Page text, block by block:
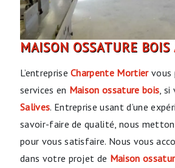
MAISON OSSATURE
L’entrepriseCharpente Mortiervous
services en Maison ossature bois ,
Salives. Entreprise usant d’une
savoir-faire de qualité, nous
pour vous satisfaire. Nous vous
dans votre projet de Maison